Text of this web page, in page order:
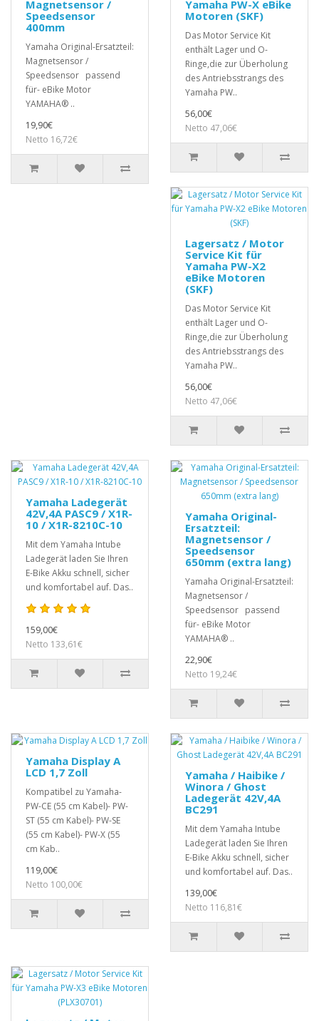
Magnetsensor /
Speedsensor
400mm
Yamaha Original-Ersatzteil:
Magnetsensor /
Speedsensor passend
für- eBike Motor
YAMAHA® ..
19,90€
Netto 16,72€
Yamaha PW-X eBike
Motoren (SKF)
Das Motor Service Kit
enthält Lager und O-
Ringe,die zur Überholung
des Antriebsstrangs des
Yamaha PW..
56,00€
Netto 47,06€
Lagersatz / Motor
Service Kit für
Yamaha PW-X2
eBike Motoren
(SKF)
Das Motor Service Kit
enthält Lager und O-
Ringe,die zur Überholung
des Antriebsstrangs des
Yamaha PW..
56,00€
Netto 47,06€
Yamaha Ladegerät
42V,4A PASC9 / X1R-
10 / X1R-8210C-10
Mit dem Yamaha Intube
Ladegerät laden Sie Ihren
E-Bike Akku schnell, sicher
und komfortabel auf. Das..
159,00€
Netto 133,61€
Yamaha Original-
Ersatzteil:
Magnetsensor /
Speedsensor
650mm (extra lang)
Yamaha Original-Ersatzteil:
Magnetsensor /
Speedsensor passend
für- eBike Motor
YAMAHA® ..
22,90€
Netto 19,24€
Yamaha Display A
LCD 1,7 Zoll
Kompatibel zu Yamaha-
PW-CE (55 cm Kabel)- PW-
ST (55 cm Kabel)- PW-SE
(55 cm Kabel)- PW-X (55
cm Kab..
119,00€
Netto 100,00€
Yamaha / Haibike /
Winora / Ghost
Ladegerät 42V,4A
BC291
Mit dem Yamaha Intube
Ladegerät laden Sie Ihren
E-Bike Akku schnell, sicher
und komfortabel auf. Das..
139,00€
Netto 116,81€